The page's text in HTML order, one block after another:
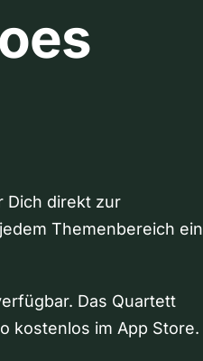
Dich direkt zur
Themenbereich ein
Das Quartett
kostenlos im App Store.